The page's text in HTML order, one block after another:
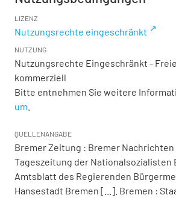
LIZENZ
Nutzungsrechte eingeschränkt
NUTZUNG
Nutzungsrechte Eingeschränkt -
kommerziell
Bitte entnehmen Sie weitere
um
QUELLENANGABE
Bremer Zeitung : Bremer
Tageszeitung der Nationalsozialisten
Amtsblatt des Regierenden
Hansestadt Bremen [...]. Bremen :